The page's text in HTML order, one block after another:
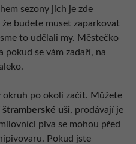
sezony jich je zde
budete muset zaparkovat
to udělali my. Městečko
pokud se vám zadaří, na
po okolí začít. Můžete
štramberské uši, prodávají je
piva se mohou před
Pokud jste